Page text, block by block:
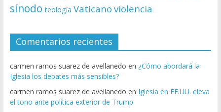
sínodo teología Vaticano violencia
Comentarios recientes
carmen ramos suarez de avellanedo en ¿Cómo abordará la
Iglesia los debates más sensibles?
carmen ramos suarez de avellanedo en Iglesia en EE.UU. eleva
el tono ante política exterior de Trump